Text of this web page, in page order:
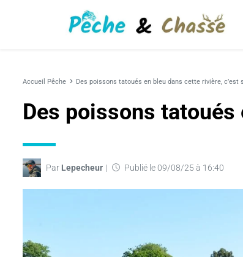
Accueil Pêche Des poissons tatoués en bleu dans cette rivière,
Des poissons
Par Lepecheur Publié le 09/08/25 à 16:40